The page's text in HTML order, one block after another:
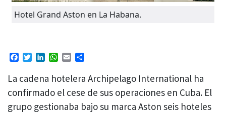
Hotel Grand Aston en La Habana.
Facebook
TwitterLinkedIn
WhatsApp
Email
La cadena hotelera Archipelago International ha
confirmado el cese de sus operaciones en Cuba. El
grupo gestionaba bajo su marca Aston seis hoteles